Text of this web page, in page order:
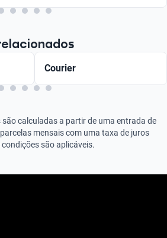
Courier
calculadas a partir de uma entrada de
mensais com uma taxa de juros
condições são aplicáveis.